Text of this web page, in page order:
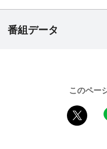
演目にあたる日本武道
れた。日本武道館を埋
に斉藤和義が登場する
ラジオ」の演奏が始ま
がり、武道館全体がビ
り大きく揺れ始める…
クで観客を魅了する。
番組データ
このペー